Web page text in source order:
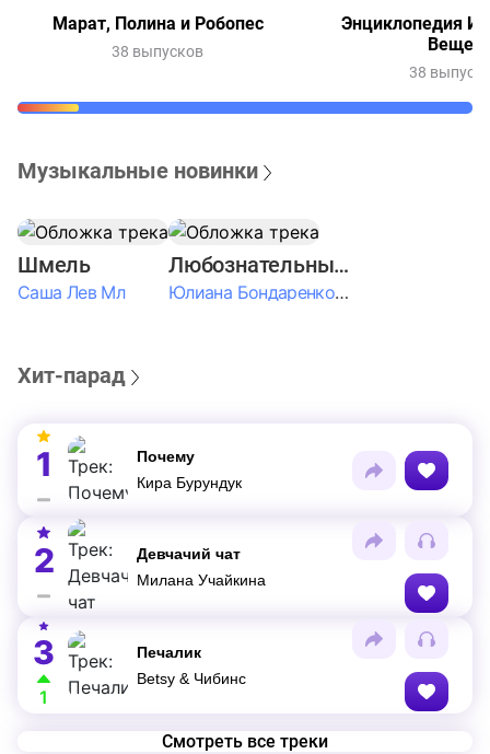
Марат, Полина и Робопес
38 выпусков
Энциклопедия
Вещей
38
Музыкальные новинки
Шмель
Саша Лев Мл
Любознательные Дети
Юлиана Бондаренко & Амелия Колпакова & Егор Егоров & Валерия Шевченко & Ксюша Косичкина
Хит-парад
1
Почему
Кира Бурундук
2
Девчачий чат
Милана Учайкина
3
1
Печалик
Betsy & Чибинс
Смотреть все треки